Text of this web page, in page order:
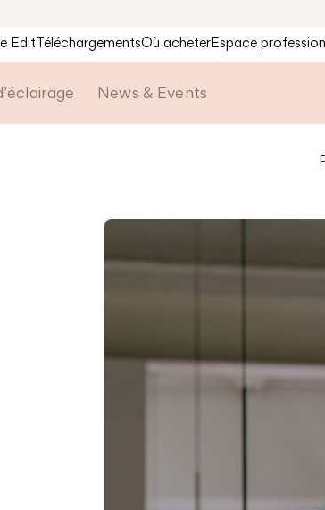
EditTéléchargementsOù acheterEspace
News & Events